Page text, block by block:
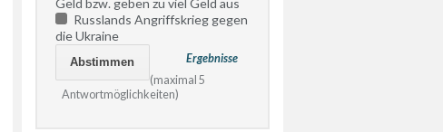
Russlands Angriffskrieg gegen
die Ukraine
Ergebnisse
(maximal 5
Antwortmöglichkeiten)